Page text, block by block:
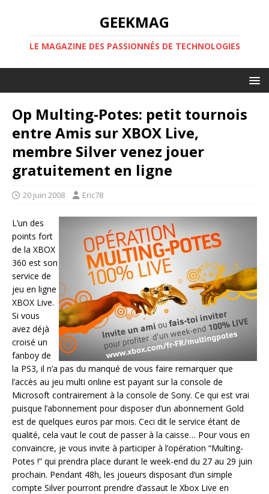
GEEKMAG
LE MAGAZINE DES PASSIONNÉS DE TECHNOLOGIES
Op Multing-Potes: petit tournois
entre Amis sur XBOX Live,
membre Silver venez jouer
gratuitement en ligne
20 juin 2008 Eric78
L’un des
points fort
de la XBOX
360 est son
service de
jeu en ligne
XBOX Live.
Si vous
avez déjà
croisé un
fanboy de
la PS3, il n’a pas du manqué de vous faire remarquer que
l’accès au jeu multi online est payant sur la console de
Microsoft contrairement à la console de Sony. Ce qui est vrai
puisque l’abonnement pour disposer d’un abonnement Gold
est de quelques euros par mois. Ceci dit le service étant de
qualité, cela vaut le cout de passer à la caisse… Pour vous en
convaincre, je vous invite à participer à l’opération “Multing-
Potes !” qui prendra place durant le week-end du 27 au 29 juin
prochain. Pendant 48h, les joueurs disposant d’un simple
compte Silver pourront prendre d’assaut le Xbox Live en